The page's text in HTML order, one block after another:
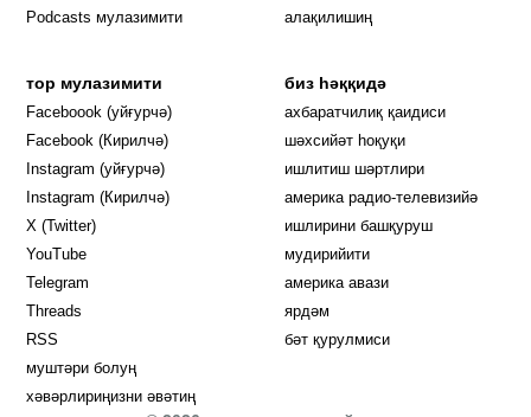
Podcasts мулазимити
алақилишиң
тор мулазимити
Faceboook (уйғурчә) Opens in new window
Facebook (Кирилчә) Opens in new window
Instagram (уйғурчә) Opens in new window
Instagram (Кирилчә) Opens in new window
X (Twitter)
YouTube
Telegram
Threads
RSS
муштәри болуң
хәвәрлириңизни әвәтиң
биз һәққидә
ахбаратчилиқ қаидиси
шәхсийәт һоқуқи
ишлитиш шәртлири
америка радио-телевизийә
ишлирини башқуруш
мудирийити
америка авази
ярдәм
бәт қурулмиси